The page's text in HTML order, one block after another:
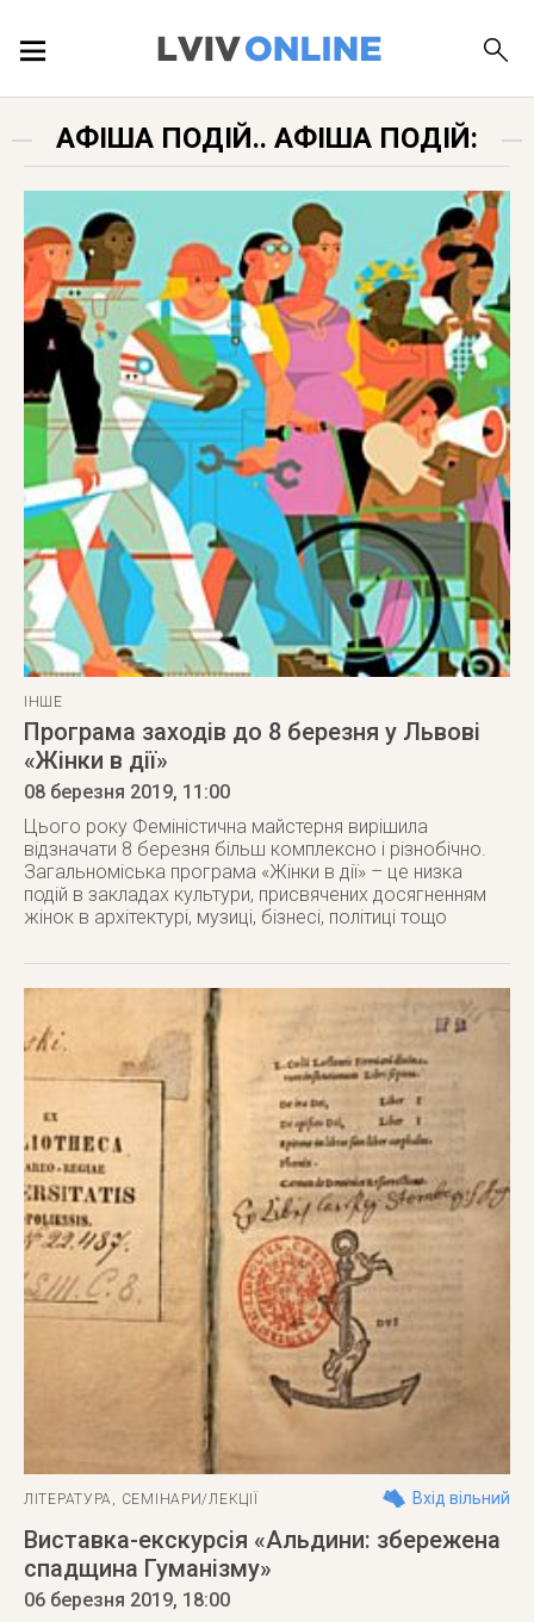
ЛОКАЦІЇ
ПУБЛІКАЦІЇ
ДОВІДКА
АФІША ПОДІЙ.. АФІША ПОДІЙ:
ІНШЕ
Програма заходів до 8 березня у Львові
«Жінки в дії»
08 березня 2019, 11:00
Цього року Феміністична майстерня вирішила
відзначати 8 березня більш комплексно і різнобічно.
Загальноміська програма «Жінки в дії» – це низка
подій в закладах культури, присвячених досягненням
жінок в архітектурі, музиці, бізнесі, політиці тощо
ЛІТЕРАТУРА , СЕМІНАРИ/ЛЕКЦІЇ Вхід вільний
Виставка-екскурсія «Альдини: збережена
спадщина Гуманізму»
06 березня 2019, 18:00